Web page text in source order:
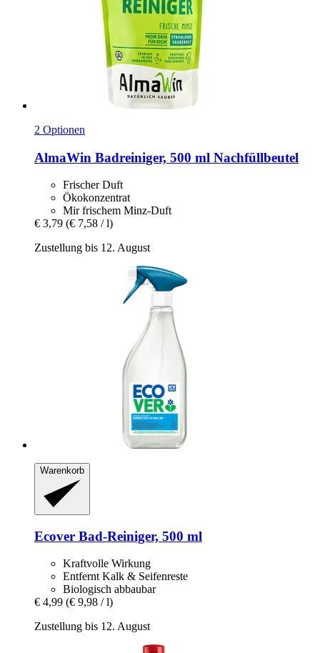
2 Optionen
AlmaWin Badreiniger, 500 ml Nachfüllbeutel
Frischer Duft
Ökokonzentrat
Mir frischem Minz-Duft
€ 3,79 (€ 7,58 / l)
Zustellung bis 12. August
Warenkorb
Ecover Bad-​Reiniger, 500 ml
Kraftvolle Wirkung
Entfernt Kalk & Seifenreste
Biologisch abbaubar
€ 4,99 (€ 9,98 / l)
Zustellung bis 12. August